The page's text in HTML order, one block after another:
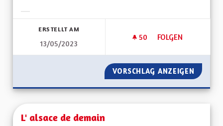
ERSTELLT AM
13/05/2023
50 50 FOLLOWER
FOLGEN
RELIER LES
VORSCHLAG ANZEIGEN
L' alsace de demain